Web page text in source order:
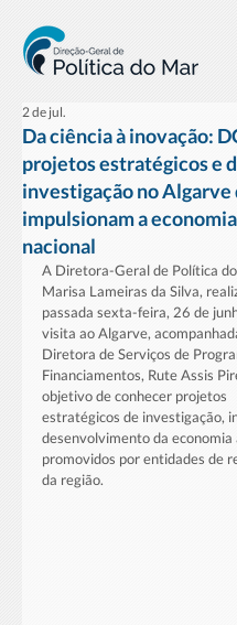
Da ciência à inovação:
projetos estratégicos e
investigação no Algarve
impulsionam a
nacional
2 de jul.
A Diretora-Geral de Política
Marisa Lameiras da Silva,
passada sexta-feira, 26 de
visita ao Algarve,
Diretora de Serviços de
Financiamentos, Rute Assis
objetivo de conhecer projetos
estratégicos de investigação,
desenvolvimento da economia
promovidos por entidades de
da região.